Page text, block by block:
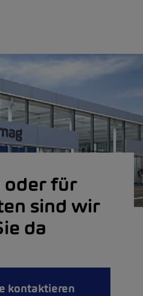
oder für
sind wir
da
kontaktieren